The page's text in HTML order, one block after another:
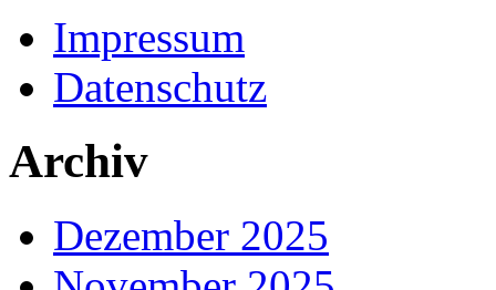
Impressum
Datenschutz
Archiv
Dezember 2025